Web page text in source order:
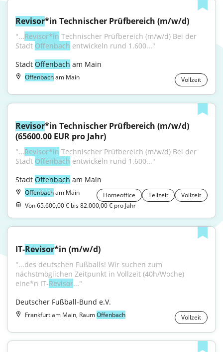
Revisor*in Technischer Prüfbereich (m/w/d)
"...Revisor*in Technischer Prüfbereich (m/w/d) Bei der
Stadt Offenbach entwickeln rund 1.600..."
Stadt Offenbach am Main
Offenbacham Main Vollzeit
Revisor*in Technischer Prüfbereich (m/w/d)
(65600.00 EUR pro Jahr)
"...Revisor*in Technischer Prüfbereich (m/w/d) Bei der
Stadt Offenbach entwickeln rund 1.600..."
Stadt Offenbach am Main
Offenbacham Main Homeoffice Teilzeit
Vollzeit
Von 65.600,00 € bis 82.000,00 € pro Jahr
IT-Revisor*in (m/w/d)
"...des deutschen Fußballs! Wir suchen zum
nächstmöglichen Zeitpunkt in Vollzeit (40h/Woche)
eine*n IT-Revisor..."
Deutscher Fußball-Bund e.V.
Frankfurt am Main, RaumOffenbach Vollzeit